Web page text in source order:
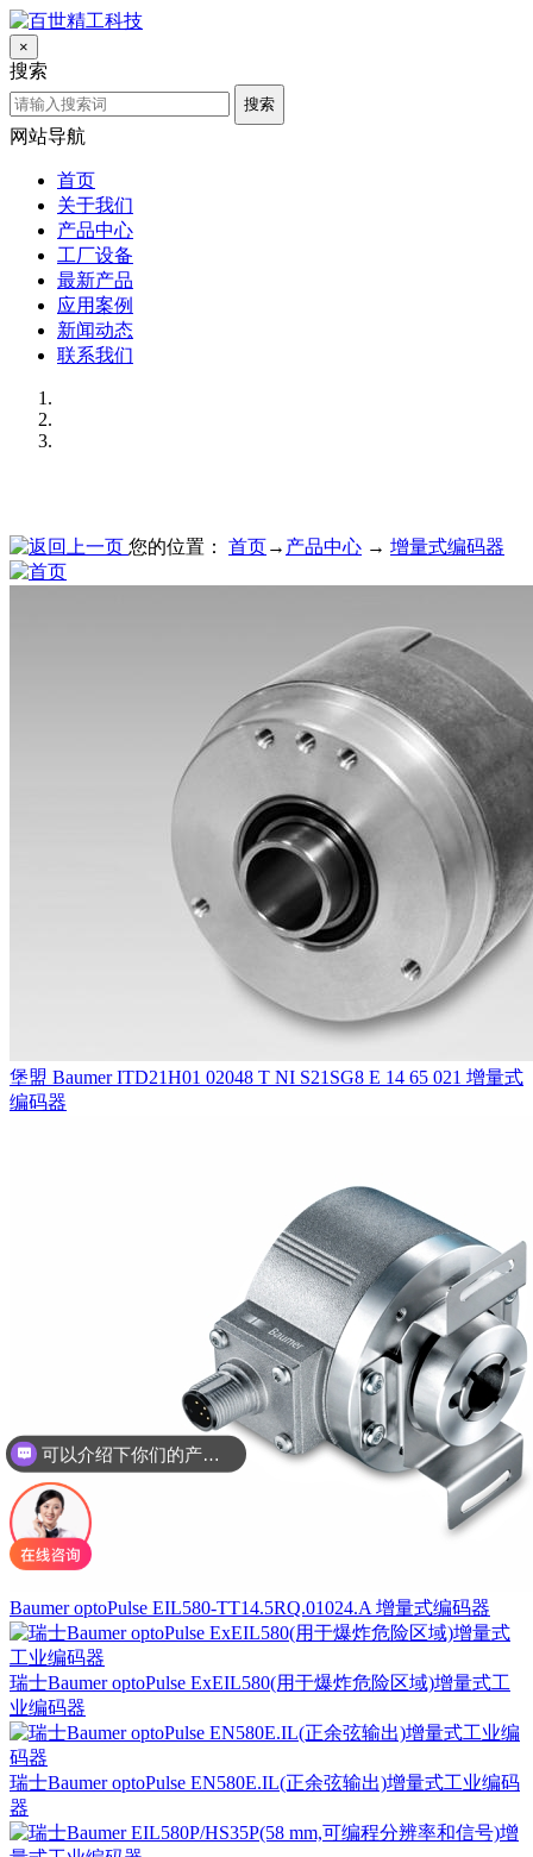
×
搜索
搜索
网站导航
首页
关于我们
产品中心
工厂设备
最新产品
应用案例
新闻动态
联系我们
您的位置： 首页→ 产品中心 → 增量式编码器
堡盟 Baumer ITD21H01 02048 T NI S21SG8 E 14 65 021 增量式
编码器
Baumer optoPulse EIL580-TT14.5RQ.01024.A 增量式编码器
瑞士Baumer optoPulse ExEIL580(用于爆炸危险区域)增量式工
业编码器
瑞士Baumer optoPulse EN580E.IL(正余弦输出)增量式工业编码
器
可以介绍下你们的产品么
你们是怎么收费的呢